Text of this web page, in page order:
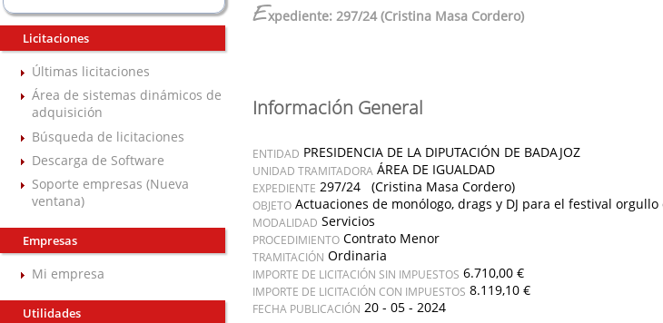
Licitaciones
Últimas licitaciones
Área de sistemas dinámicos de
adquisición
Búsqueda de licitaciones
Descarga de Software
Soporte empresas (Nueva
ventana)
Empresas
Mi empresa
Utilidades
Expediente: 297/24 (Cristina Masa Cordero)
Información General
ENTIDAD PRESIDENCIA DE LA DIPUTACIÓN DE BADAJOZ
UNIDAD TRAMITADORA ÁREA DE IGUALDAD
EXPEDIENTE 297/24 (Cristina Masa Cordero)
OBJETO Actuaciones de monólogo, drags y DJ para el festival
MODALIDAD Servicios
PROCEDIMIENTO Contrato Menor
TRAMITACIÓN Ordinaria
IMPORTE DE LICITACIÓN SIN IMPUESTOS 6.710,00 €
IMPORTE DE LICITACIÓN CON IMPUESTOS 8.119,10 €
FECHA PUBLICACIÓN 20 - 05 - 2024